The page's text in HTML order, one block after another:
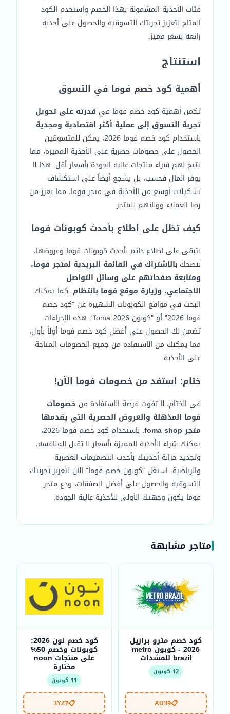
فئات الأحذية المشمولة بهذا الخصم واستخدم الكود
المتاح لتعزيز تجربتك التسوقية والحصول على أحذية
رائعة بسعر مميز.
استنتاج
أهمية كود خصم فوما في التسوق
تكمن أهمية كود خصم فوما في قدرته على تحويل
تجربة التسوق إلى عملية أكثر اقتصادية ومجدية.
باستخدام كود خصم فوما 2026، يمكن للمتسوقين
الحصول على خصومات حصرية على الأحذية المميزة، مما
يتيح لهم شراء منتجات عالية الجودة بأسعار أقل. هذا لا
يوفر المال فحسب، بل يشجع أيضاً على استكشاف
تشكيلات أوسع من الأحذية في متجر فوما، مما يعزز من
رضا العملاء وولائهم للمتجر.
كيف تظل على اطلاع بأحدث كوبونات فوما
لتبقى على اطلاع دائم بأحدث كوبونات فوما وعروضها،
ننصحك بالاشتراك في القائمة البريدية لمتجر فوما،
ومتابعة صفحاتهم على وسائل التواصل
الاجتماعي، وزيارة موقع فوما بانتظام. كما يمكنك
البحث في مواقع الكوبونات الشهيرة عن "كود خصم
فوما 2026" أو "كوبون foma 2026". هذه الإجراءات
تضمن لك الحصول على أفضل كود خصم فوما أولاً بأول،
مما يمكنك من الاستفادة من جميع الخصومات المتاحة
على الأحذية.
ختام: استفد من خصومات فوما الآن!
في الختام، لا تفوت فرصة الاستفادة من خصومات
فوما المذهلة والعروض الحصرية التي يقدمها
متجر foma shop
. باستخدام كود خصم فوما 2026،
يمكنك شراء الأحذية المميزة بأسعار لا تقبل المنافسة،
وتجديد خزانة أحذيتك بأحدث التصميمات العصرية
والرياضية. استغل "كوبون خصم فوما" الآن لتعزيز تجربتك
التسوقية والحصول على أفضل الصفقات، ودع متجر
فوما يكون وجهتك الأولى للأحذية عالية الجودة.
متاجر مشابهة
كود خصم مترو برازيل
2026 - كوبون metro
brazil للمشدات
12 كوبون
📋
AD39
كود خصم نون 2026:
كوبونات وخصم 50%
على منتجات noon
مختارة
11 كوبون
📋
3YZ7